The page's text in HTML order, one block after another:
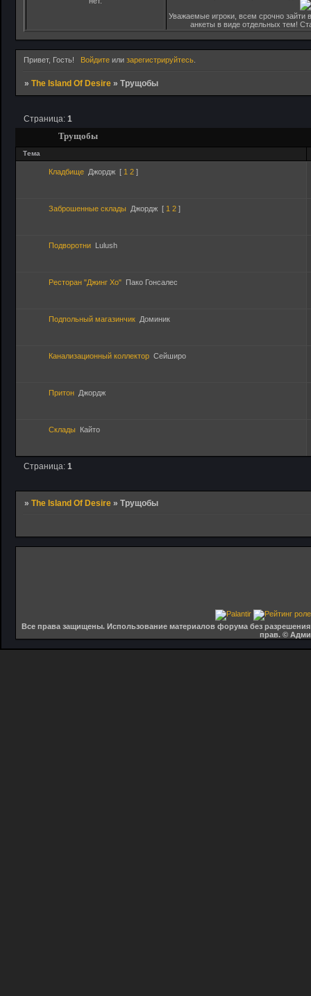
Уважаемые игроки, всем срочно зайти
анкеты в виде отдельных тем!
Привет, Гость! Войдитеили зарегистрируйтесь.
»The Island Of Desire »Трущобы
Трущобы
Страница:1
Тема
Кладбище Джордж [ 1 2 ]
Заброшенные склады Джордж [ 1 2 ]
Подворотни Lulush
Ресторан "Джинг Хо" Пако Гонсалес
Подпольный магазинчик Доминик
Канализационный коллектор Сейширо
Притон Джордж
Склады Кайто
Страница:1
»The Island Of Desire »Трущобы
Все права защищены. Использование материалов форума без
прав. ©